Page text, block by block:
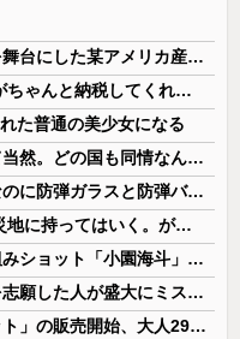
「ピクサー最大の失敗だ」と日本を舞台にした某アメリカ産アニメが話題に、日本と韓国の両方に失礼すぎるわ……
【怒報】 国税庁「あのさぁ！君らがちゃんと納税してくれないとこうなっちゃうけどどうする？！」←これw w w w w w w w
た普通の美少女になる
中国外務省「日本は原爆落とされて当然。どの国も同情なんかしない」
【速報】パさん「平和を願う式典なのに防弾ガラスと防弾バッグSP」安倍元首相の悲劇や石破前首相も同環境だったことは忘れる
元区議団長 「共産党は義援金を被災地に持ってはいく。が、持って行った先で党の活動のために使う」 日本共産党「事実ではありません」
【🧟】「ゾンビたばこ売人」と肩組みショット「小園海斗」に注がれる“厳しい視線” 「レギュラー剥奪も選択肢のひとつに」
企業の採用試験でタイムキーパーを志願した人が盛大にミス、グループは険悪になりタイムアップとなったが……
ジャングリア沖縄「ロイヤルチケット」の販売開始、大人29,700円にｗｗｗｗｗｗｗｗｗ